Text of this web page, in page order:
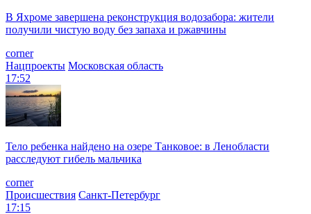
В Яхроме завершена реконструкция водозабора: жители
получили чистую воду без запаха и ржавчины
corner
Нацпроекты Московская область
17:52
Тело ребенка найдено на озере Танковое: в Ленобласти
расследуют гибель мальчика
corner
Происшествия Санкт-Петербург
17:15